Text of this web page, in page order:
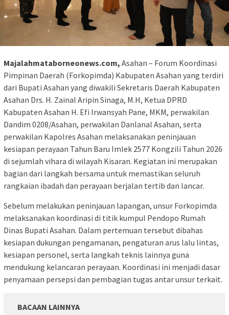
Majalahmataborneonews.com, Asahan – Forum Koordinasi
Pimpinan Daerah (Forkopimda) Kabupaten Asahan yang terdiri
dari Bupati Asahan yang diwakili Sekretaris Daerah Kabupaten
Asahan Drs. H. Zainal Aripin Sinaga, M.H, Ketua DPRD
Kabupaten Asahan H. Efi Irwansyah Pane, MKM, perwakilan
Dandim 0208/Asahan, perwakilan Danlanal Asahan, serta
perwakilan Kapolres Asahan melaksanakan peninjauan
kesiapan perayaan Tahun Baru Imlek 2577 Kongzili Tahun 2026
di sejumlah vihara di wilayah Kisaran. Kegiatan ini merupakan
bagian dari langkah bersama untuk memastikan seluruh
rangkaian ibadah dan perayaan berjalan tertib dan lancar.
Sebelum melakukan peninjauan lapangan, unsur Forkopimda
melaksanakan koordinasi di titik kumpul Pendopo Rumah
Dinas Bupati Asahan. Dalam pertemuan tersebut dibahas
kesiapan dukungan pengamanan, pengaturan arus lalu lintas,
kesiapan personel, serta langkah teknis lainnya guna
mendukung kelancaran perayaan. Koordinasi ini menjadi dasar
penyamaan persepsi dan pembagian tugas antar unsur terkait.
BACAAN LAINNYA